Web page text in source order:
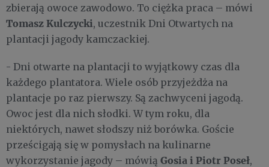
zbierają owoce zawodowo. To ciężka praca – mówi
Tomasz Kulczycki, uczestnik Dni Otwartych na
plantacji jagody kamczackiej.
- Dni otwarte na plantacji to wyjątkowy czas dla
każdego plantatora. Wiele osób przyjeżdża na
plantacje po raz pierwszy. Są zachwyceni jagodą.
Owoc jest dla nich słodki. W tym roku, dla
niektórych, nawet słodszy niż borówka. Goście
prześcigają się w pomysłach na kulinarne
wykorzystanie jagody – mówią Gosia i Piotr Poseł,